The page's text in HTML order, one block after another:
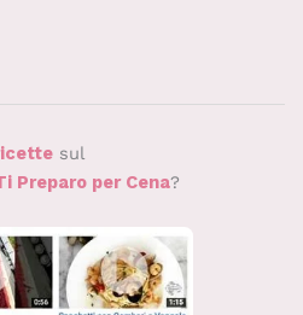
sul
Preparo per Cena?